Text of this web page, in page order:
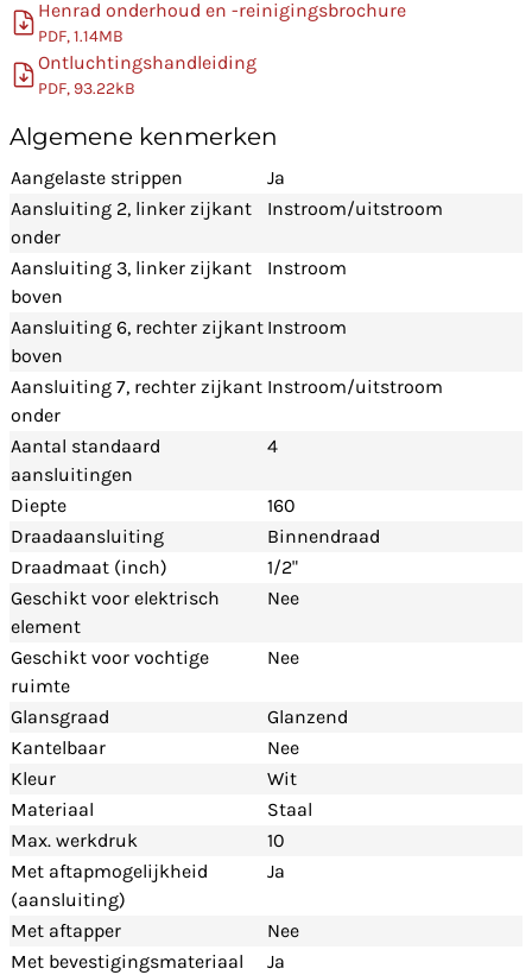
Henrad onderhoud en -reinigingsbrochure
PDF, 1.14MB
Ontluchtingshandleiding
PDF, 93.22kB
Algemene kenmerken
Aangelaste strippen
Ja
Aansluiting 2, linker zijkant
onder
Instroom/uitstroom
Aansluiting 3, linker zijkant
boven
Instroom
Aansluiting 6, rechter zijkant
boven
Instroom
Aansluiting 7, rechter zijkant
onder
Instroom/uitstroom
Aantal standaard
aansluitingen
4
Diepte
160
Draadaansluiting
Binnendraad
Draadmaat (inch)
1/2"
Geschikt voor elektrisch
element
Nee
Geschikt voor vochtige
ruimte
Nee
Glansgraad
Glanzend
Kantelbaar
Nee
Kleur
Wit
Materiaal
Staal
Max. werkdruk
10
Met aftapmogelijkheid
(aansluiting)
Ja
Met aftapper
Nee
Met bevestigingsmateriaal
Ja